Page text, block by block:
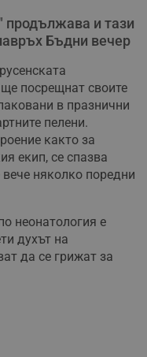
и тази
Бъдни вечер
посрещнат своите
в празнични
пелени.
както за
екип, се спазва
няколко поредни
неонатология е
духът на
да се грижат за